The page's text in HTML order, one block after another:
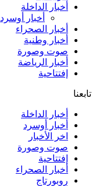
أخبار الداخلة
أخبار أوسرد
أخبار الصحراء
أخبار وطنية
صوت وصورة
أخبار الرياضة
إفتتاحية
تابعنا
أخبار الداخلة
أخبار أوسرد
اخر الأخبار
صوت وصورة
إفتتاحية
أخبار الصحراء
روبورتاج